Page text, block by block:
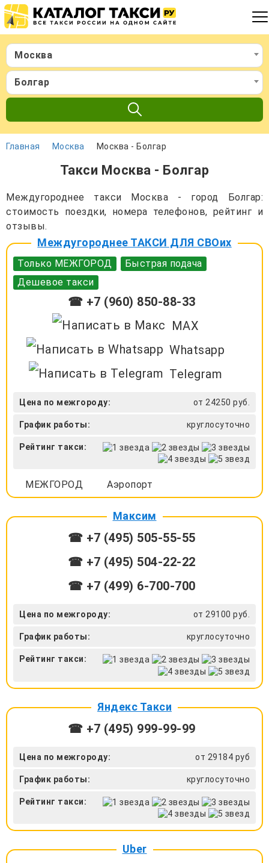
Москва
Болгар
Главная Москва Москва - Болгар
Такси Москва - Болгар
Междугороднее такси Москва - город Болгар:
стоимость поездки, номера телефонов, рейтинг и
отзывы.
Междугороднее ТАКСИ ДЛЯ СВОих
Только МЕЖГОРОД
Быстрая подача
Дешевое такси
☎ +7 (960) 850-88-33
MAX
Whatsapp
Telegram
Цена по межгороду: от 24250 руб.
График работы: круглосуточно
Рейтинг такси:
МЕЖГОРОД Аэропорт
Максим
☎ +7 (495) 505-55-55
☎ +7 (495) 504-22-22
☎ +7 (499) 6-700-700
Цена по межгороду: от 29100 руб.
График работы: круглосуточно
Рейтинг такси:
Яндекс Такси
☎ +7 (495) 999-99-99
Цена по межгороду: от 29184 руб
График работы: круглосуточно
Рейтинг такси:
Uber